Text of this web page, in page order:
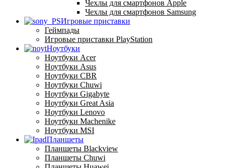
Чехлы для смартфонов Apple
Чехлы для смартфонов Samsung
Игровые приставки
Геймпады
Игровые приставки PlayStation
Ноутбуки
Ноутбуки Acer
Ноутбуки Asus
Ноутбуки CBR
Ноутбуки Chuwi
Ноутбуки Gigabyte
Ноутбуки Great Asia
Ноутбуки Lenovo
Ноутбуки Machenike
Ноутбуки MSI
Планшеты
Планшеты Blackview
Планшеты Chuwi